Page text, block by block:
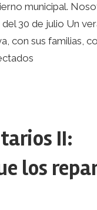
municipal.
30 de julio Un
con sus familias,
II:
los